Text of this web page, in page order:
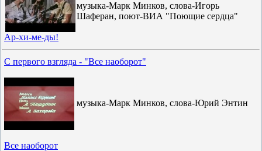
музыка-Марк Минков, слова-Игорь
Шаферан, поют-ВИА "Поющие сердца"
Ар-хи-ме-ды!
С первого взгляда - "Все наоборот"
музыка-Марк Минков, слова-Юрий Энтин
Все наоборот